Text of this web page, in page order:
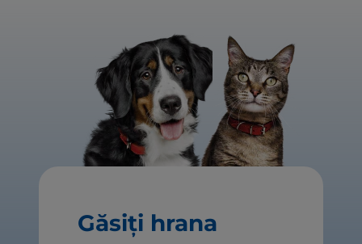
Găsiți hrana